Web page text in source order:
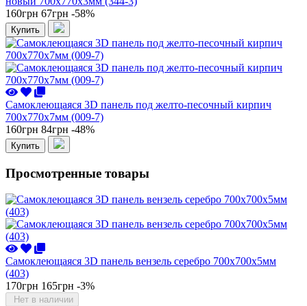
160грн 67грн -58%
Купить
Самоклеющаяся 3D панель под желто-песочный кирпич
700x770x7мм (009-7)
160грн 84грн -48%
Купить
Просмотренные товары
Самоклеющаяся 3D панель вензель серебро 700x700x5мм
(403)
170грн 165грн -3%
Нет в наличии